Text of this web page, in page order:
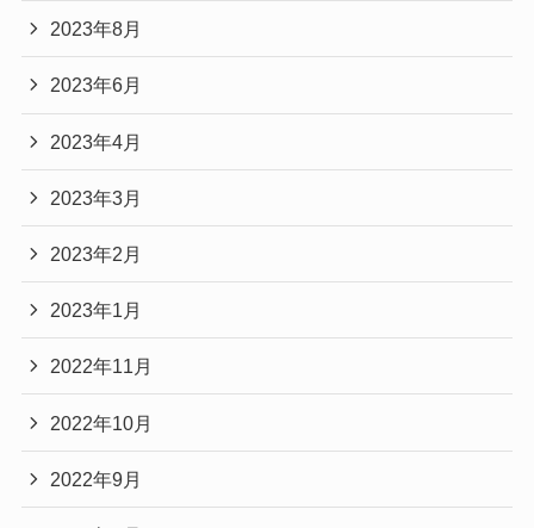
2023年8月
2023年6月
2023年4月
2023年3月
2023年2月
2023年1月
2022年11月
2022年10月
2022年9月